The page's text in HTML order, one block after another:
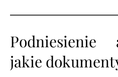
jakie